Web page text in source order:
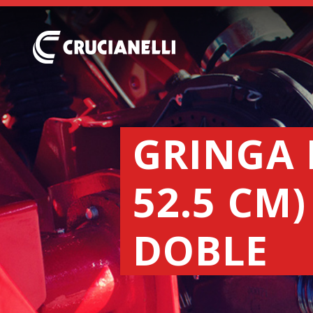
GRINGA
52.5
DOBLE